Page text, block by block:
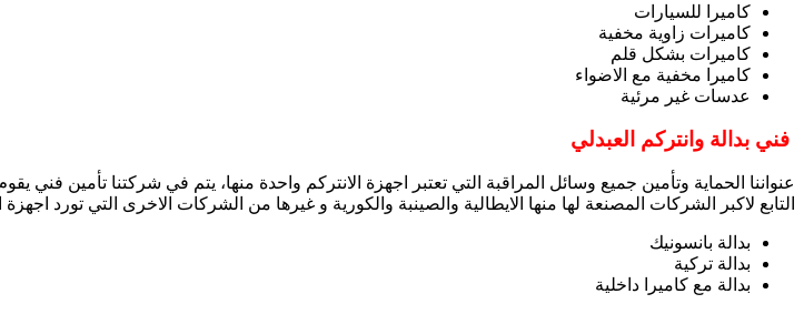
كاميرا للسيارات
كاميرات زاوية مخفية
كاميرات بشكل قلم
كاميرا مخفية مع الاضواء
عدسات غير مرئية
فني بدالة وانتركم العبدلي
عنواننا الحماية وتأمين جميع وسائل المراقبة التي تعتبر اجهزة الانتركم واحدة منها، يتم في شركتنا تأمين
التابع لاكبر الشركات المصنعة لها منها الايطالية والصينبة والكورية و غيرها من الشركات الاخرى التي تورد اجهزة
بدالة بانسونيك
بدالة تركية
بدالة مع كاميرا داخلية